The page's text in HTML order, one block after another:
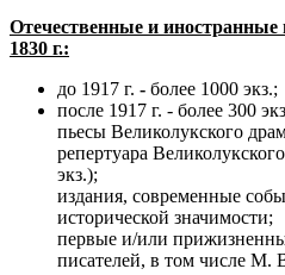
Отечественные и
1830 г.:
до 1917 г. - более 1000 экз.;
после 1917 г. - более 300
пьесы Великолукского
репертуара
экз.);
издания, современные
исторической значимости;
первые и/или
писателей, в том числе